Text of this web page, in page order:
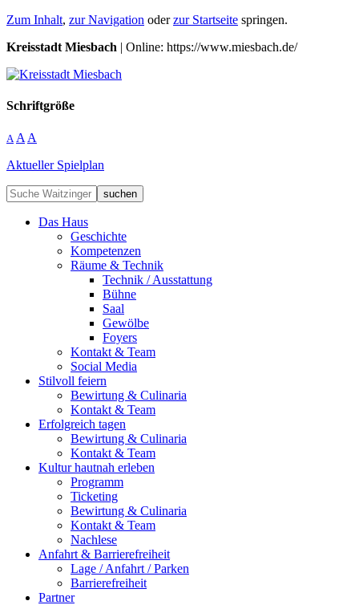
Zum Inhalt, zur Navigation oderzur Startseite springen.
Kreisstadt Miesbach | Online: https://www.miesbach.de/
Schriftgröße
A A A
Aktueller Spielplan
suchen
Das Haus
Geschichte
Kompetenzen
Räume & Technik
Technik / Ausstattung
Bühne
Saal
Gewölbe
Foyers
Kontakt & Team
Social Media
Stilvoll feiern
Bewirtung & Culinaria
Kontakt & Team
Erfolgreich tagen
Bewirtung & Culinaria
Kontakt & Team
Kultur hautnah erleben
Programm
Ticketing
Bewirtung & Culinaria
Kontakt & Team
Nachlese
Anfahrt & Barrierefreiheit
Lage / Anfahrt / Parken
Barrierefreiheit
Partner